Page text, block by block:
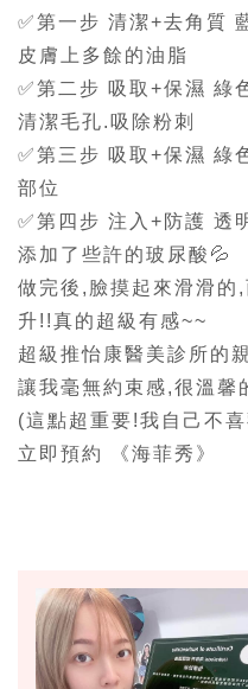
✅第一步 清潔+去角質
皮膚上多餘的油脂
✅第二步 吸取+保濕 綠
清潔毛孔.吸除粉刺
✅第三步 吸取+保濕 綠
部位
✅第四步 注入+防護 透
添加了些許的玻尿酸💦
做完後,臉摸起來滑滑的
升!!真的超級有感~~
超級推怡康醫美診所的
讓我毫無約束感,很溫馨
(這點超重要!我自己不
立即預約 《海菲秀》